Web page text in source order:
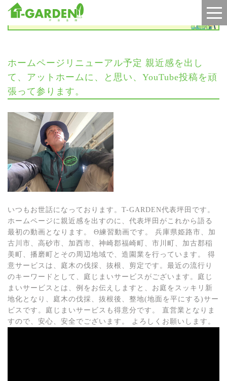
お知らせ
ホームページリニューアル予定 親近感を出し
て、アットホームに、と思い、YouTube投稿を頑
張って参ります。
いつもお世話になっております。T-GARDEN代表坪田です。
ホームページに親近感を出すのに、代表坪田がこれから語る
最初の動画となります。 Θ練習動画です。 兵庫県姫路市、加
古川市、高砂市、加西市、神崎郡福崎町、市川町、加古郡稲
美町、播磨町とその周辺地域で、造園業を行っています。 得
意サービスは、庭木の伐採、抜根、剪定です。最近の流行り
のキーワードとして、庭じまいサービスがございます。庭じ
まいサービスとは、例をお伝えしますと、お庭をスッキリ新
地化となり、庭木の伐採、抜根後、整地(地面を平にする)サー
ビスです。庭じまいサービスも得意分です。 直営業となりま
すので、安心、安全でございます。 よろしくお願いします。